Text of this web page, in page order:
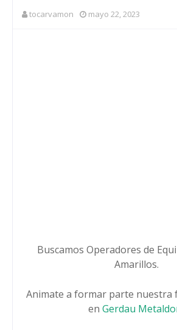
tocarvamon mayo 22, 2023
Buscamos Operadores de
Amarillos.
Animate a formar parte nuestra
en Gerdau